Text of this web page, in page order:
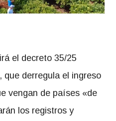
el decreto 35/25
que derregula el ingreso
vengan de países «de
los registros y